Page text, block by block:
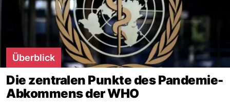
Überblick
Die zentralen Punkte des Pandemie-
Abkommens der WHO